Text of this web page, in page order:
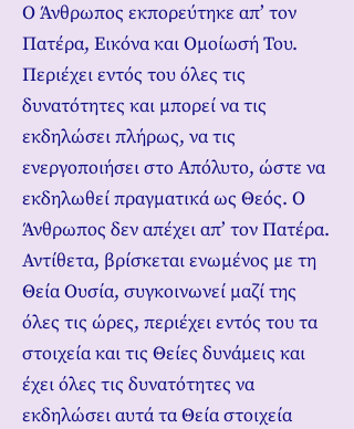
Ο Άνθρωπος εκπορεύτηκε απ’ τον
Πατέρα, Εικόνα και Ομοίωσή Του.
Περιέχει εντός του όλες τις
δυνατότητες και μπορεί να τις
εκδηλώσει πλήρως, να τις
ενεργοποιήσει στο Απόλυτο, ώστε να
εκδηλωθεί πραγματικά ως Θεός. Ο
Άνθρωπος δεν απέχει απ’ τον Πατέρα.
Αντίθετα, βρίσκεται ενωμένος με τη
Θεία Ουσία, συγκοινωνεί μαζί της
όλες τις ώρες, περιέχει εντός του τα
στοιχεία και τις Θείες δυνάμεις και
έχει όλες τις δυνατότητες να
εκδηλώσει αυτά τα Θεία στοιχεία